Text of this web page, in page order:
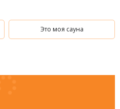
Это моя сауна